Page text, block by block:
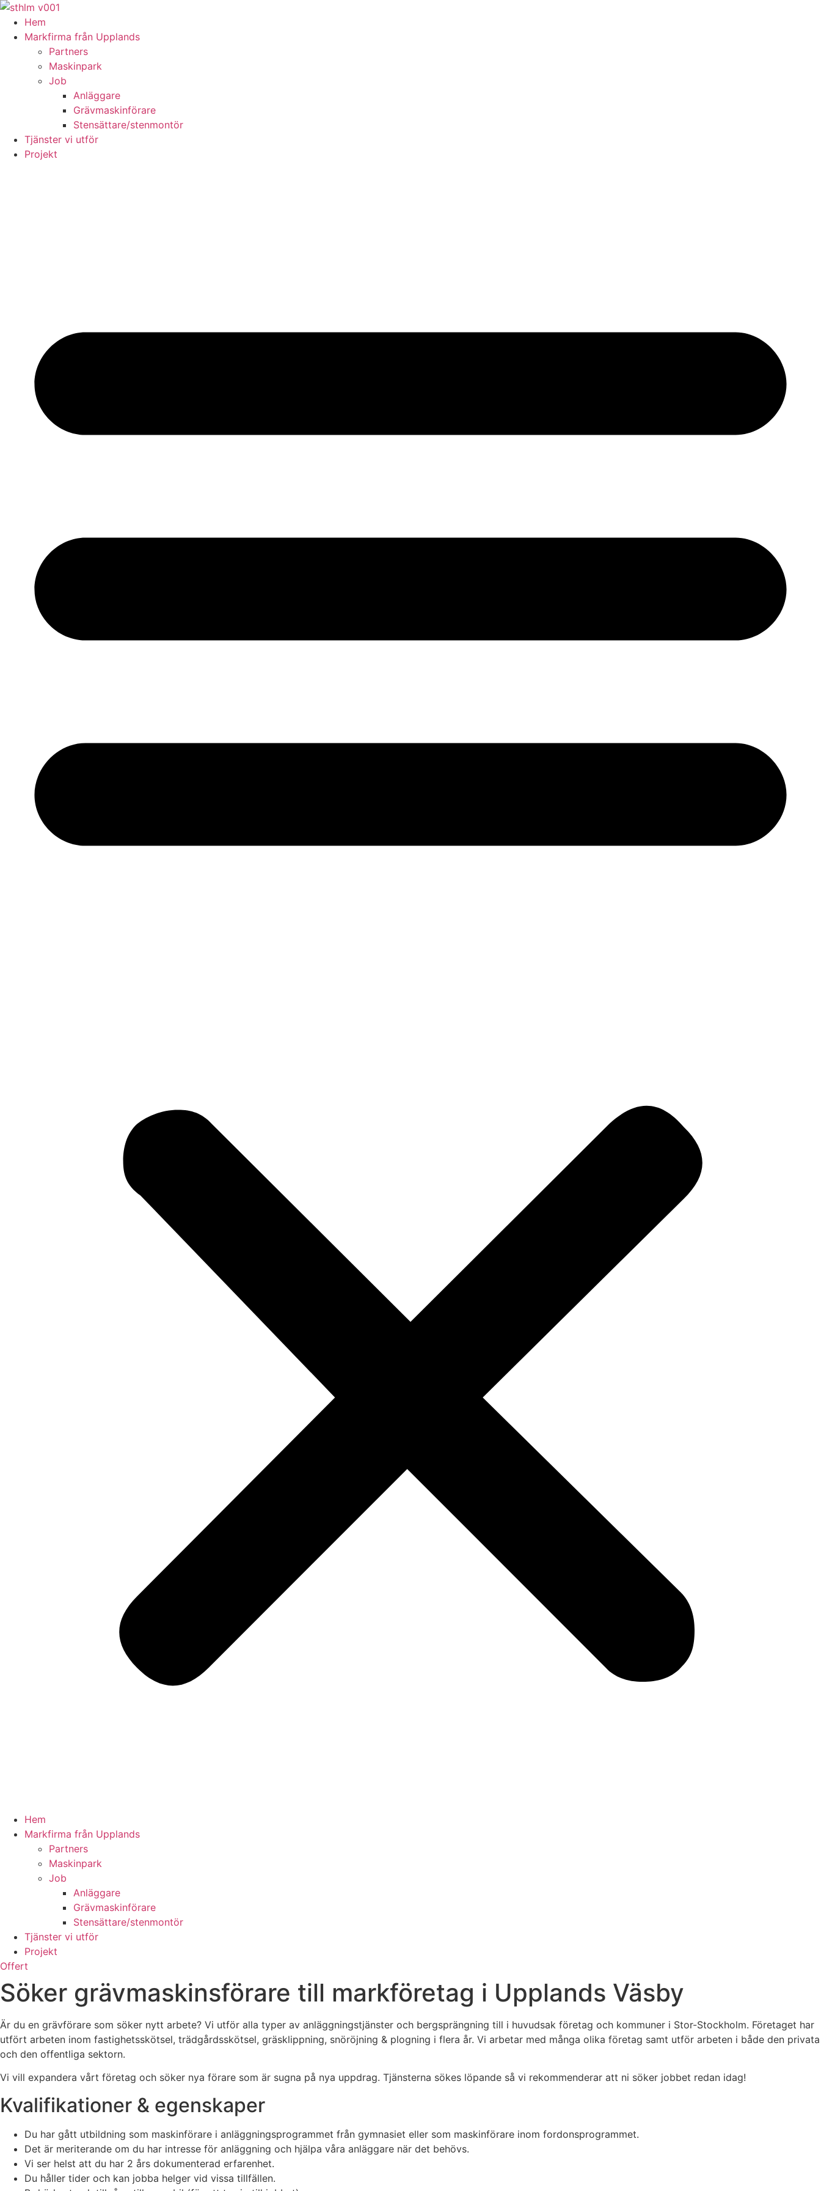
Skip
content
Hem
Markfirma från Upplands
Partners
Maskinpark
Job
Anläggare
Grävmaskinförare
Stensättare/stenmontör
Tjänster vi utför
Projekt
Hem
Markfirma från Upplands
Partners
Maskinpark
Job
Anläggare
Grävmaskinförare
Stensättare/stenmontör
Tjänster vi utför
Projekt
Offert
Söker grävmaskinsförare till markföretag i Upplands Väsby
Är du en grävförare som söker nytt arbete? Vi utför alla typer av anläggningstjänster och bergsprängning till i huvudsak företag och kommuner i Stor-Stockholm. Företaget har
utfört arbeten inom fastighetsskötsel, trädgårdsskötsel, gräsklippning, snöröjning & plogning i flera år. Vi arbetar med många olika företag samt utför arbeten i både den privata
och den offentliga sektorn.
Vi vill expandera vårt företag och söker nya förare som är sugna på nya uppdrag. Tjänsterna sökes löpande så vi rekommenderar att ni söker jobbet redan idag!
Kvalifikationer & egenskaper
Du har gått utbildning som maskinförare i anläggningsprogrammet från gymnasiet eller som maskinförare inom fordonsprogrammet.
Det är meriterande om du har intresse för anläggning och hjälpa våra anläggare när det behövs.
Vi ser helst att du har 2 års dokumenterad erfarenhet.
Du håller tider och kan jobba helger vid vissa tillfällen.